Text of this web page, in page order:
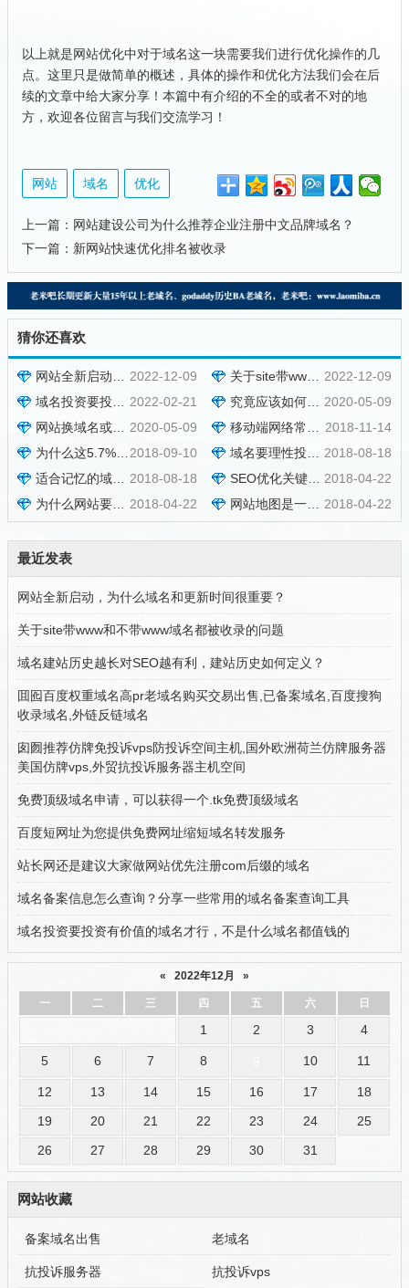
以上就是网站优化中对于域名这一块需要我们进行优化操作的几
点。这里只是做简单的概述，具体的操作和优化方法我们会在后
续的文章中给大家分享！本篇中有介绍的不全的或者不对的地
方，欢迎各位留言与我们交流学习！
网站 域名 优化
上一篇： 网站建设公司为什么推荐企业注册中文品牌域名？
下一篇： 新网站快速优化排名被收录
猜你还喜欢
2022-12-09
网站全新启动，为什么域名和更新时间很重要？ 2022-12-09
关于site带www和不带www域名都被收录的问题
2022-02-21
域名投资要投资有价值的域名才行，不是什么域名都值钱的 2020-05-09
究竟应该如何选择好的域名呢？
2020-05-09
网站换域名或者网页内容改版，会对网站有多大影响？ 2018-11-14
移动端网络常见问题及优化对策
2018-09-10
为什么这5.7%的网站可以在残酷的竞争中脱颖而出呢? 2018-08-18
域名要理性投资，价值投资，拒绝学费米
2018-08-18
适合记忆的域名一个尽量使用常见的后缀 2018-04-22
SEO优化关键词的意义
2018-04-22
为什么网站要持续更新内容？ 2018-04-22
网站地图是一个网站所有链接的容器
最近发表
网站全新启动，为什么域名和更新时间很重要？
关于site带www和不带www域名都被收录的问题
域名建站历史越长对SEO越有利，建站历史如何定义？
囬囮百度权重域名高pr老域名购买交易出售,已备案域名,百度搜狗
收录域名,外链反链域名
囱囫推荐仿牌免投诉vps防投诉空间主机,国外欧洲荷兰仿牌服务器
美国仿牌vps,外贸抗投诉服务器主机空间
免费顶级域名申请，可以获得一个.tk免费顶级域名
百度短网址为您提供免费网址缩短域名转发服务
站长网还是建议大家做网站优先注册com后缀的域名
域名备案信息怎么查询？分享一些常用的域名备案查询工具
域名投资要投资有价值的域名才行，不是什么域名都值钱的
« 2022年12月 »
一 二 三 四 五 六 日
1 2 3 4
5 6 7 8 10 11
12 13 14 15 16 17
18
19
20 21 22 23 24
25
26
27 28 29 30 31
网站收藏
备案域名出售 老域名
抗投诉服务器 抗投诉vps